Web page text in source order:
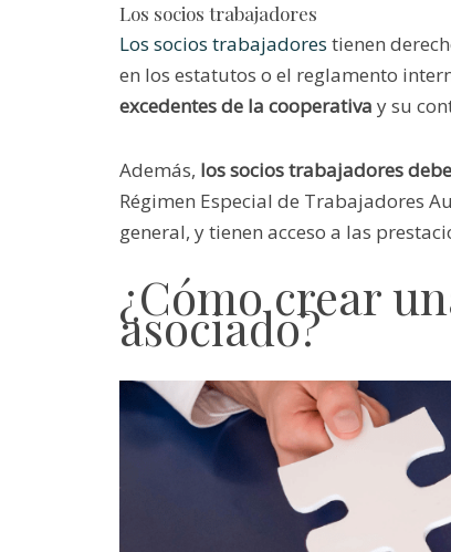
Los socios trabajadores
Los socios trabajadorestienen
en los estatutos o el reglamento
excedentes de la cooperativa y su
Además, los socios trabajadores
Régimen Especial de Trabajadores
general, y tienen acceso a las
¿Cómo crear
asociado?